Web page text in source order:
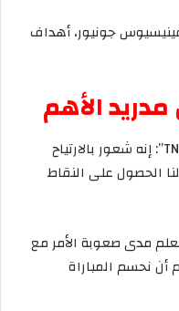
جونيور،أهداف
مدريدالأهم
إنهشعوربالارتياح
لنا الحصولعلى النقاط
مدىصعوبة الأمرمع
أننحسم المباراة